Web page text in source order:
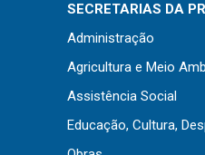
Seletivo Simplificado
Concursos
Instruções Normativas
Licitações
Dispensas e
SECRETARIAS DA
Administração
Agricultura e Meio
Assistência Social
Educação, Cultura,